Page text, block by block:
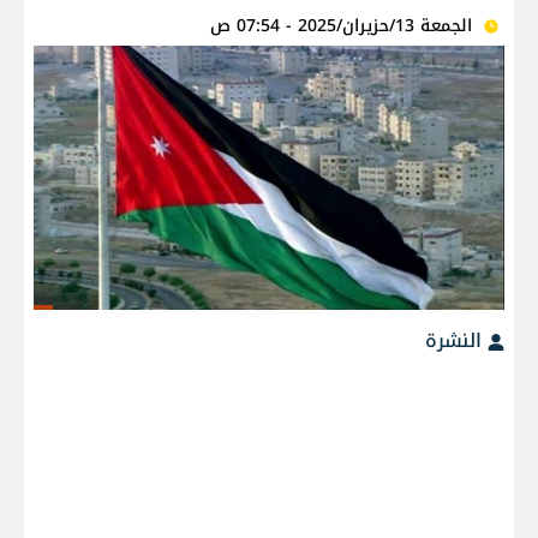
الجمعة 13/حزيران/2025 - 07:54 ص
النشرة